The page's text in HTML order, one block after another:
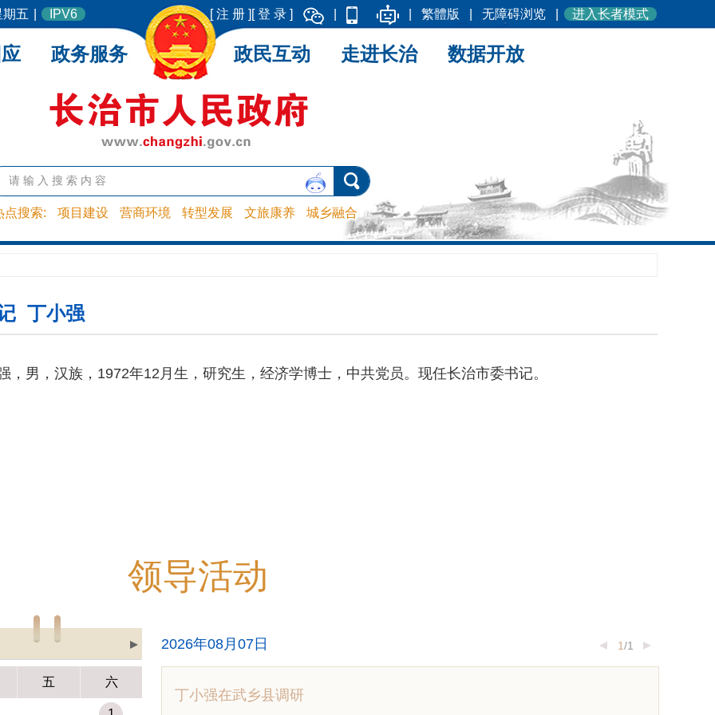
五 IPV6 [ 登 录 ]
[ 注 册 ] 繁體版 无障碍浏览 进入长者模式
点搜索: 项目建设 营商环境 转型发展 文旅康养 城乡融合
政务服务 政民互动 走进长治 数据开放
丁小强
，汉族，1972年12月生，研究生，经济学博士，中共党员。现任长治市委书记。